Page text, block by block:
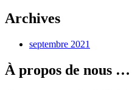
Archives
septembre 2021
À propos de nous …